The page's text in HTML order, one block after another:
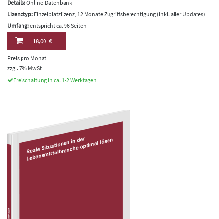
Details:Online-Datenbank
Lizenztyp: Einzelplatzlizenz, 12 Monate Zugriffsberechtigung (inkl. aller Updates)
Umfang:entspricht ca. 96 Seiten
18,00 €
Preis pro Monat
zzgl. 7% MwSt
Freischaltung in ca. 1-2 Werktagen